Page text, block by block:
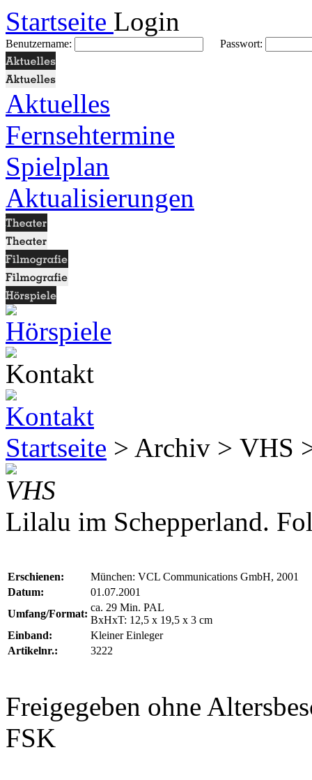
Startseite Login
Benutzername: Passwort:
Aktuelles
Fernsehtermine
Spielplan
Aktualisierungen
Startseite > Archiv > VHS
VHS
Lilalu im Schepperland.
Erschienen:
München: VCL Communications GmbH, 2001
Datum:
01.07.2001
Umfang/Format:
ca. 29 Min. PAL
BxHxT: 12,5 x 19,5 x 3 cm
Einband:
Kleiner Einleger
Artikelnr.:
3222
Freigegeben ohne
FSK